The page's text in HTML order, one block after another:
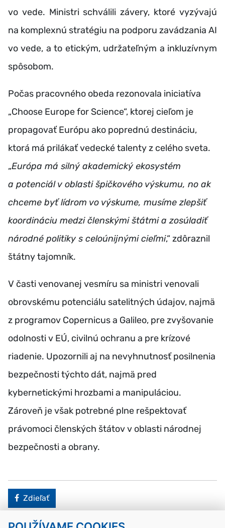
vo vede. Ministri schválili závery, ktoré vyzývajú
na komplexnú stratégiu na podporu zavádzania AI
vo vede, a to etickým, udržateľným a inkluzívnym
spôsobom.
Počas pracovného obeda rezonovala iniciatíva
„Choose Europe for Science“, ktorej cieľom je
propagovať Európu ako poprednú destináciu,
ktorá má prilákať vedecké talenty z celého sveta.
„Európa má silný akademický ekosystém
a potenciál v oblasti špičkového výskumu, no ak
chceme byť lídrom vo výskume, musíme zlepšiť
koordináciu medzi členskými štátmi a zosúladiť
národné politiky s celoúnijnými cieľmi,“ zdôraznil
štátny tajomník.
V časti venovanej vesmíru sa ministri venovali
obrovskému potenciálu satelitných údajov, najmä
z programov Copernicus a Galileo, pre zvyšovanie
odolnosti v EÚ, civilnú ochranu a pre krízové
riadenie. Upozornili aj na nevyhnutnosť posilnenia
bezpečnosti týchto dát, najmä pred
kybernetickými hrozbami a manipuláciou.
Zároveň je však potrebné plne rešpektovať
právomoci členských štátov v oblasti národnej
bezpečnosti a obrany.
Facebook
Zdieľať